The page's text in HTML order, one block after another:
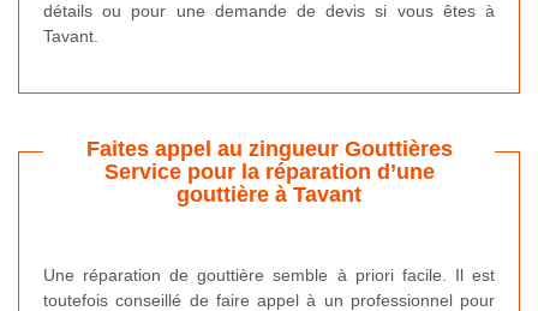
détails ou pour une demande de devis si vous êtes à
Tavant.
Faites appel au zingueur Gouttières
Service pour la réparation d’une
gouttière à Tavant
Une réparation de gouttière semble à priori facile. Il est
toutefois conseillé de faire appel à un professionnel pour